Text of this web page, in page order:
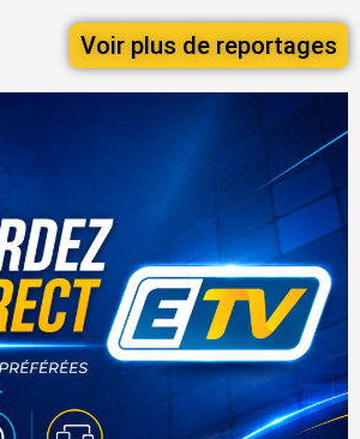
Voir plus de reportages